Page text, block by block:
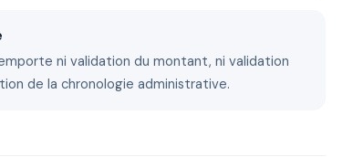
ni validation du montant, ni validation
de la chronologie administrative.